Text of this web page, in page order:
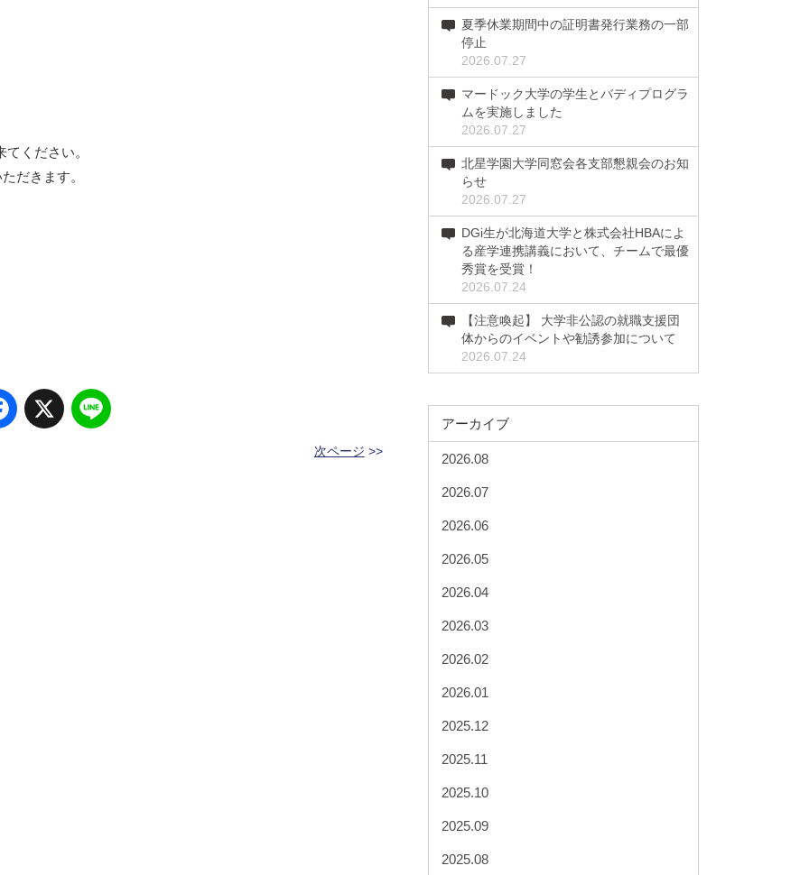
ください。
だきます。
Facebook
X
>>
次ページ
夏季休業期間中の証明書発行業務の一部
停止
2026.07.27
マードック大学の学生とバディプログラ
ムを実施しました
2026.07.27
北星学園大学同窓会各支部懇親会のお知
らせ
2026.07.27
DGi生が北海道大学と株式会社HBAによ
る産学連携講義において、チームで最優
秀賞を受賞！
2026.07.24
【注意喚起】 大学非公認の就職支援団
体からのイベントや勧誘参加について
2026.07.24
アーカイブ
2026.08
2026.07
2026.06
2026.05
2026.04
2026.03
2026.02
2026.01
2025.12
2025.11
2025.10
2025.09
2025.08